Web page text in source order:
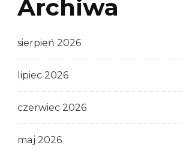
Archiwa
sierpień 2026
lipiec 2026
czerwiec 2026
maj 2026